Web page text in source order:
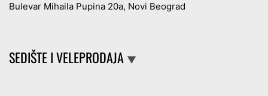
Bulevar Mihaila Pupina 20a, Novi Beograd
SEDIŠTE I VELEPRODAJA ▼